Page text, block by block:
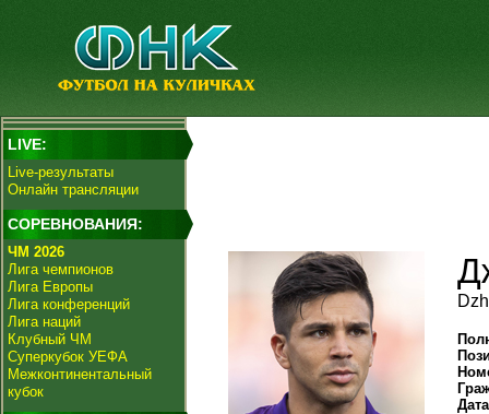
LIVE:
Live-результаты
Онлайн трансляции
СОРЕВНОВАНИЯ:
ЧМ 2026
Лига чемпионов
Лига Европы
Лига конференций
Лига наций
Клубный ЧМ
Суперкубок УЕФА
Межконтинентальный
кубок